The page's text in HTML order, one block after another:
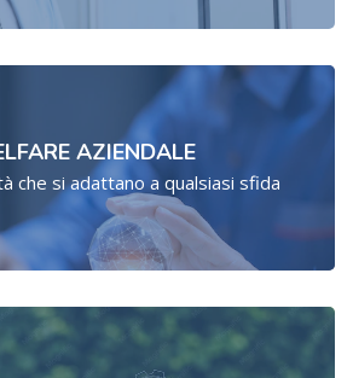
AZIENDALE
che si adattano a qualsiasi sfida